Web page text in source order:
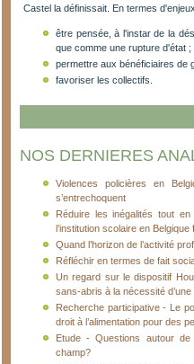
Castel la définissait. En termes
être pensée, à l'instar de la
que comme une rupture d'état ;
permettre aux bénéficiaires de
favoriser les collectifs.
NOS DERNIERES
Violences policières en
s’entrechoquent
Réduire les inégalités tout
l’institution scolaire en
Quand l’horizon de l’activité
Réfléchir en termes de fait
Un regard sur le dispositif
sans-abris à la nécessité
Recherche participative - Le
droit à l’alimentation pour des
Etude - Questions autour
champ?